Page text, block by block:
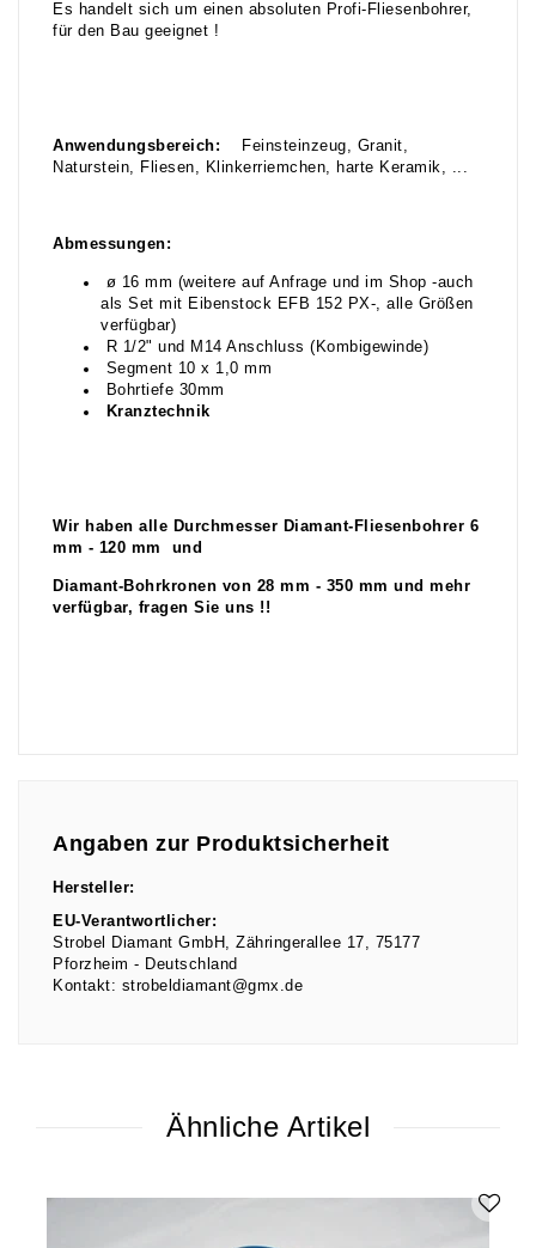
Es handelt sich um einen absoluten Profi-Fliesenbohrer,
für den Bau geeignet !
Anwendungsbereich:
Feinsteinzeug, Granit,
Naturstein, Fliesen, Klinkerriemchen, harte Keramik, ...
Abmessungen:
ø 16 mm (weitere auf Anfrage und im Shop -auch
als Set mit Eibenstock EFB 152 PX-, alle Größen
verfügbar)
R 1/2" und M14 Anschluss (Kombigewinde)
Segment 10 x 1,0 mm
Bohrtiefe 30mm
Kranztechnik
Wir haben alle Durchmesser Diamant-Fliesenbohrer 6
mm - 120 mm und
Diamant-Bohrkronen von 28 mm - 350 mm und mehr
verfügbar, fragen Sie uns !!
Angaben zur Produktsicherheit
Hersteller:
EU-Verantwortlicher:
Strobel Diamant GmbH
Zähringerallee 17
75177
Pforzheim
Deutschland
Kontakt: strobeldiamant@gmx.de
Ähnliche Artikel